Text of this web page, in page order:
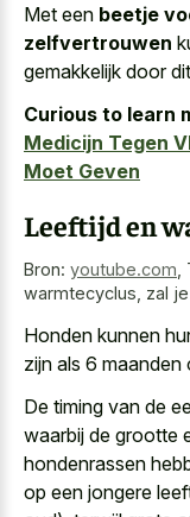
Met een beetje
zelfvertrouwen
gemakkelijk door
Curious to learn
Medicijn Tegen
Moet Geven
Leeftijd en
Bron: youtube.com
warmtecyclus, zal
Honden kunnen
zijn als 6
De timing van de
waarbij de grootte
hondenrassen
op een jongere